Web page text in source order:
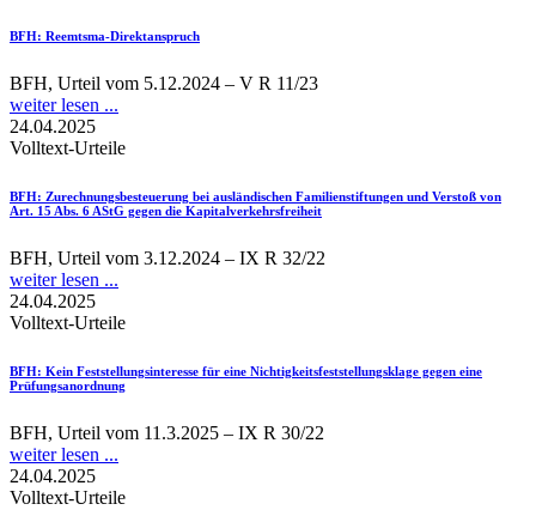
BFH: Reemtsma-Direktanspruch
BFH, Urteil vom 5.12.2024 – V R 11/23
weiter lesen ...
24.04.2025
Volltext-Urteile
BFH: Zurechnungsbesteuerung bei ausländischen Familienstiftungen und Verstoß von
Art. 15 Abs. 6 AStG gegen die Kapitalverkehrsfreiheit
BFH, Urteil vom 3.12.2024 – IX R 32/22
weiter lesen ...
24.04.2025
Volltext-Urteile
BFH: Kein Feststellungsinteresse für eine Nichtigkeitsfeststellungsklage gegen eine
Prüfungsanordnung
BFH, Urteil vom 11.3.2025 – IX R 30/22
weiter lesen ...
24.04.2025
Volltext-Urteile